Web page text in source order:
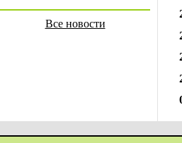
Все новости